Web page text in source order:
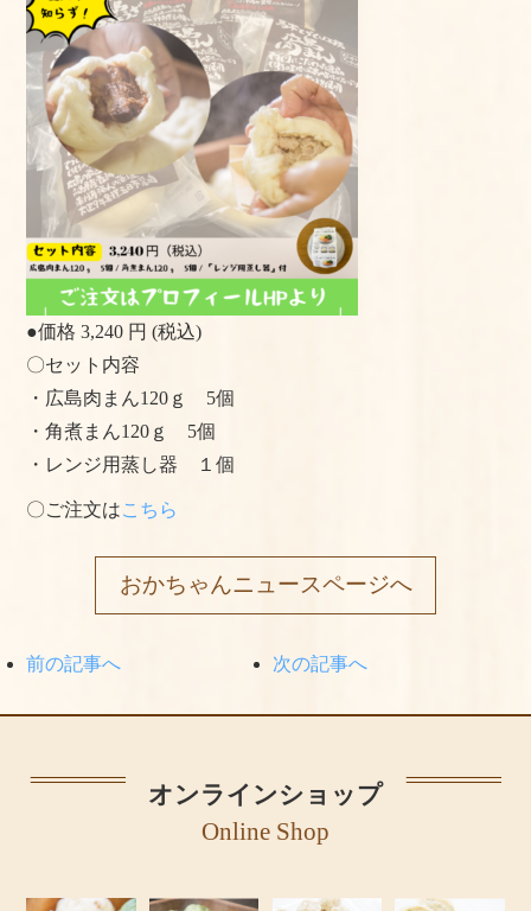
●価格 3,240 円 (税込)
〇セット内容
・広島肉まん120ｇ 5個
・角煮まん120ｇ 5個
・レンジ用蒸し器 １個
〇ご注文はこちら
おかちゃんニュースページへ
前の記事へ 次の記事へ
オンラインショップ
Online Shop